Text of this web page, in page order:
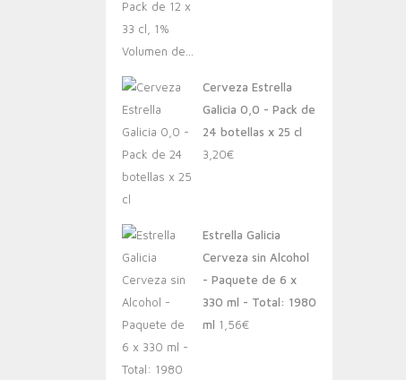
Cerveza Estrella
Galicia 0,0 - Pack de
24 botellas x 25 cl
3,20€
Estrella Galicia
Cerveza sin Alcohol
- Paquete de 6 x
330 ml - Total: 1980
ml 1,56€